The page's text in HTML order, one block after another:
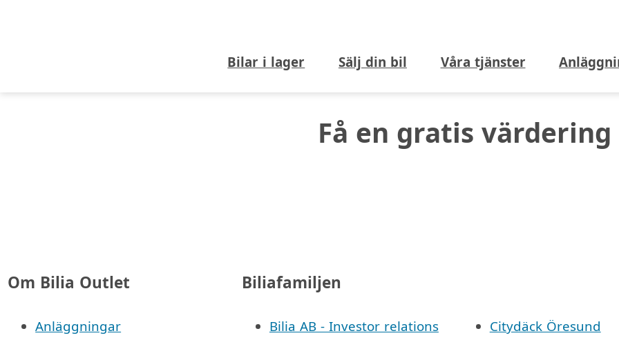
Bilar i lager Sälj din bil Våra tjänster
Få en gratis värdering
Om Bilia Outlet
Anläggningar
Biliafamiljen
Bilia AB - Investor relations
Citydäck Öresund